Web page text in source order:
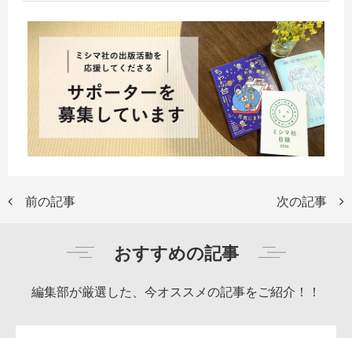
前の記事 次の記事
おすすめの記事
編集部が厳選した、今オススメの記事をご紹介！！